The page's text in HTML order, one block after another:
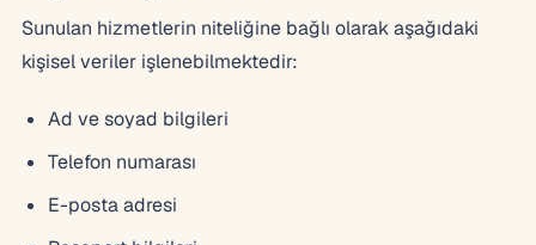
Sunulan hizmetlerin niteliğine bağlı olarak aşağıdaki
kişisel veriler işlenebilmektedir:
Ad ve soyad bilgileri
Telefon numarası
E-posta adresi